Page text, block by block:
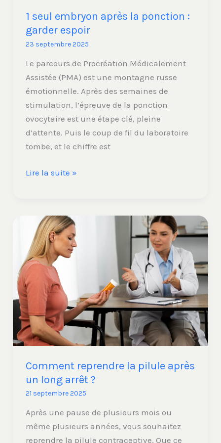
1 seul embryon après la ponction :
garder espoir
23 septembre 2025
Le parcours de Procréation Médicalement
Assistée (PMA) est une montagne russe
émotionnelle. Après des semaines de
stimulation, l’épreuve de la ponction
ovocytaire est une étape clé, pleine
d’attente. Puis le coup de fil du laboratoire
tombe, et le chiffre est
Lire la suite »
Comment reprendre la pilule après
un long arrêt ?
21 septembre 2025
Après une pause de plusieurs mois ou
même plusieurs années, vous souhaitez
reprendre la pilule contraceptive. Que ce
Comment
reprendre
la
pilule
après
un
long
arrêt
?